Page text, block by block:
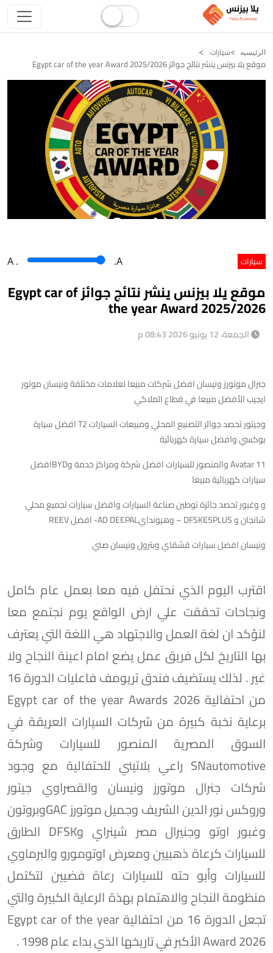
الرئيسيه سيارات
موقع يلا بيزنس ينشر نتائج جوائز Egypt car of the year Award 2025/2026
سيارات A . .A
موقع يلا بيزنس ينشر نتائج جوائز Egypt car of
the year Award 2025/2026
الجمعة، 12 يونيو 2026 08:43 م
جنرال موتورز ونيسان افضل شركات مبيعا لعلامات مختلفة ونيسان موتور
ايجيب الأفضل مبيعا في قطاع الملاكي
وجيتور تحصد جوائر التصنيع المحلي ومبيعات السيارات T2 افضل سيارة
بوكسي وافضل سيارة كهربائية
Avatar 11 والمنصور للسيارات افضل شركة ومراكز خدمة وBYDافضل
سيارات كهربائية مبيعا
و وغبور تحصد جائزة توطين صناعة السيارات وافضل سيارات تجميع محلي
شانجان و DFSKE5PLUS – وهيوندايAD DEEPAL- افضل REEV
ونيسان افضل سيارات قشقاي وبترول ونيسان صني
اقترب اليوم الذي نحتفل فيه معا بعمل عام كامل
ونجاحات تحققت علي ارض الواقع يوم نجتمع معا
لنؤكد ان لغة العمل والاجتهاد هي اللغة التي يعترف
بها التاريخ لكل فريق عمل يضع امام اعينة النجاح ولا
غير . لذلك يستضيف فندق تريومف فاعليات الدورة 16
من احتفالية Egypt car of the year Awards 2026
برعاية نخبة كبيرة من شركات السيارات العريقة في
السوق المصرية المنصور للسيارات وشركة
SNautomotive راعي بلاتيني للحتفالية مع وجود
شركات جنرال موتورز ونيسان والقصراوي جيتور
وروكس نور الدين الشريف وجميل موتورز GACوبروتون
وغبور اوتو وجنيرال مصر شينراي وDFSK الطارق
للسيارات كرعاة ذهبيين ومعرض اوتومورو والبرماوي
للسيارات وأبو حته للسيارات رعاة فضيين لتكتمل
منظومة النجاح والاهتمام بهذة الرعاية الكبيرة والتي
تجعل الدورة 16 من احتفالية Egypt car of the year
Award 2026 الأكبر في تاريخها الذي بداء عام 1998 .